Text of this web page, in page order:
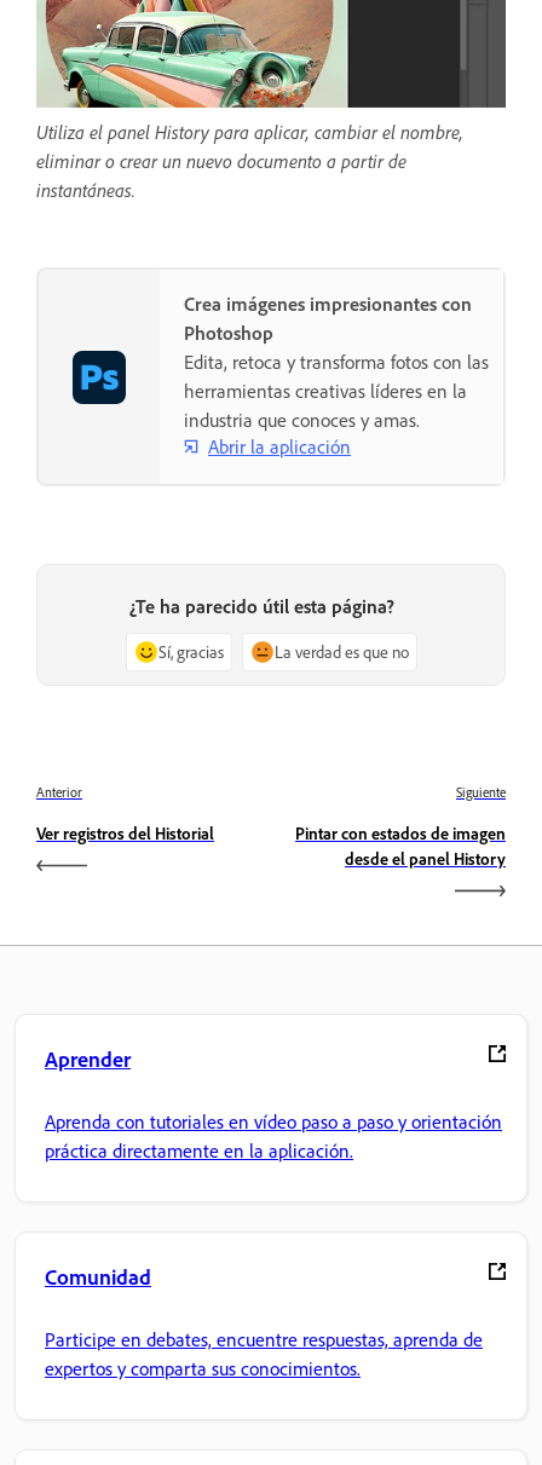
Utiliza el panel History para aplicar, cambiar el nombre,
eliminar o crear un nuevo documento a partir de
instantáneas.
Crea imágenes impresionantes con
Photoshop
Edita, retoca y transforma fotos con las
herramientas creativas líderes en la
industria que conoces y amas.
Abrir la aplicación
¿Te ha parecido útil esta página?
Sí, gracias La verdad es que no
Anterior
Ver registros del Historial
Siguiente
Pintar con estados de imagen
desde el panel History
Aprender
Aprenda con tutoriales en vídeo paso a paso y orientación
práctica directamente en la aplicación.
Comunidad
Participe en debates, encuentre respuestas, aprenda de
expertos y comparta sus conocimientos.